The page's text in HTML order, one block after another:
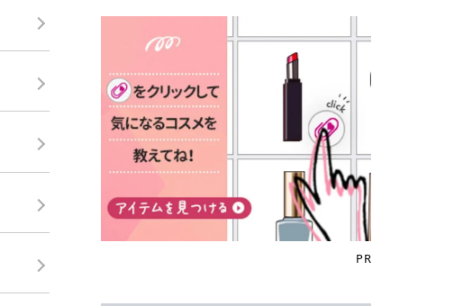
アとしても活用できます。 トナーパ
ッドの選び方 トナーパッドは、配合
成分やパッドの素材によって特徴が
異なります。 自分の肌悩みや理想の
仕上がりに合わせて選ぶことで、毎
日のスキンケアに取り入れやすくな
ります。 肌悩みに合わせて選ぶ パ
ッドの素材で選ぶ トナーパッドの使
い方 洗顔後すぐの清潔な肌に使用し
ます。 STEP1 エンボス面（凹凸
面）で顔全体をやさしく拭き取りま
す。 特に小鼻・あご・額など皮脂や
古い角質が気になる部分は丁寧にな
じませましょう。 STEP2 パッドを
裏返し、フラット面で顔全体をやさ
しく押さえながら化粧水をなじませ
するまでの期間や必要な施術回数が
大きな違いとして挙げられます！ 医
療脱毛は、医療機関（クリニックや
皮膚科など）だけで扱える高出力の
レーザーを使って、発毛組織にアプ
ローチする施術といわれています。
そのため、少ない回数で永久脱毛
（※）を目指すことができます。
（※永久脱毛とは一生毛が1本も生
えてこないという意味ではなく、ア
メリカの基準に基づき「長期間にわ
たって毛量が明らかに減少している
状態が維持されること」を指しま
のがメリットですが、毛根を破壊す
すい ラシャ メディオスターNeXT P
RO ジェントルYAGプロ 公式サイト
> ※医療脱毛は自由診療です。治療
には赤み、痒み、火傷、毛嚢炎、一
時的な硬毛化などのリスクが伴いま
す。 目次▼ 1. エミナルクリニック
の魅力とは？選ばれる3つの特徴 ・
最短6か月からの脱毛プランが選べ
る！ ・全国60院以上＆21時まで営
業！ ・痛みに配慮した医療脱毛器の
導入と肌トラブル対応 2. エミナル
クリニックの口コミ・評判 3. エミ
ナルクリニックの全身脱毛料金プラ
・追加費用がかからないシステム ・
ような血色感を演出するヌーディー
ピンク。 黄みと青みのバランスが良
く、自然になじむコーラル系カラー
です。 自然な血色感をプラスしてく
れるので、ナチュラルメイクとの相
性抜群。 可愛らしく、多幸感のある
印象に仕上がります。 ワインベリー
｜気品をまとうローズレッド 深みの
ある青みレッド。 大人っぽく華やか
な印象を与えるベリーカラーです。
ひと塗りで顔全体が華やかになり、
リップを主役にしたメイクが完成。
クールで上品な雰囲気を演出できま
ニュートラルな発色で、肌色を選び
ーグロスが広がり、ふっくらボリュ
フティングしたような、新しいリッ
プティンググロス💄 実際に使用した
方のクチコミ > 5 > プルプル > 唇に
塗るPDRNグロス > > AMUSE ジェ
ルフィットグロス > > ぷっくりツヤ
ツヤだけどベタっとした感じはなく
て使いやすいですね。プランピング
効果で少しスーッとします。ここは
好き嫌いがあるかもしれませんが慣
チップは片面がツルツル、片面がモ
ケモケになってます。 > > 桜グロス
【日本限定色】：上品なピンクベー
も、＠cosmeも、いつものコスメ購
入を“ちょっとお得”に変えられるの
が、トラミーリワードです✨ 今回
は、トラミーリワードの特徴や活用
方法、美容好きさんにおすすめな理
由を詳しくご紹介します！ トラミー
リワードとは？ 「トラミーリワー
ド」は、東証グロース上場企業であ
る株式会社アイズが運営する、安
心・安全なポイントサイト機能で
す。 トラミーリワードは、トラミー
会員向けのポイントサービスです。
対象ショップやサービスを利用する
ことでポイントを獲得でき、貯まっ
たポイントはAmazonギフト券やド
ットマネーなどに交換できます。 普
PR